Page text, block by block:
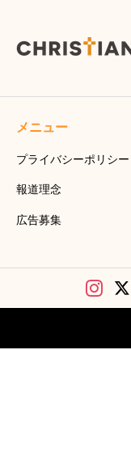
メニュー
プライバシーポリシー
報道理念
広告募集